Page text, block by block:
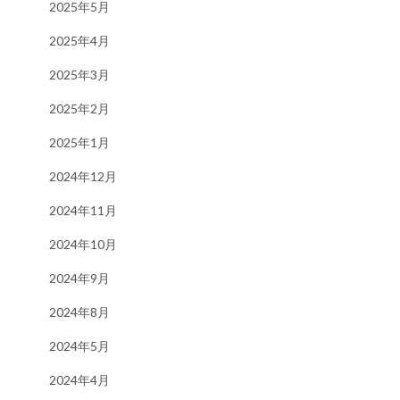
2025年5月
2025年4月
2025年3月
2025年2月
2025年1月
2024年12月
2024年11月
2024年10月
2024年9月
2024年8月
2024年5月
2024年4月